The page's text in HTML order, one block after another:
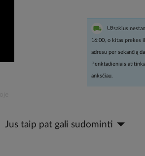
Užsakius
16:00, o kitas prekes
adresu per sekančią
Penktadieniais
anksčiau.
Jus taip pat gali sudominti